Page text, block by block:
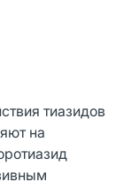
тиазидов
на